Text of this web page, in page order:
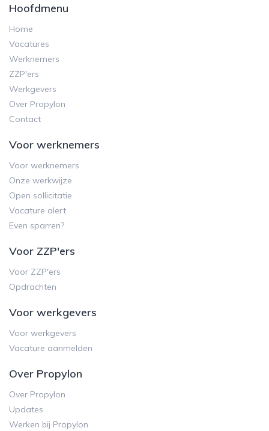
Hoofdmenu
Home
Vacatures
Werknemers
ZZP'ers
Werkgevers
Over Propylon
Contact
Voor werknemers
Voor werknemers
Onze werkwijze
Open sollicitatie
Vacature alert
Even sparren?
Voor ZZP'ers
Voor ZZP'ers
Opdrachten
Voor werkgevers
Voor werkgevers
Vacature aanmelden
Over Propylon
Over Propylon
Updates
Werken bij Propylon